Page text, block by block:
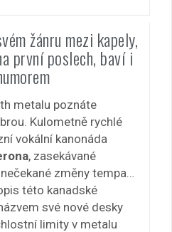
žánru mezi kapely,
první poslech, baví i
metalu poznáte
Kulometně rychlé
vokální kanonáda
, zasekávané
změny tempa…
této kanadské
své nové desky
limity v metalu